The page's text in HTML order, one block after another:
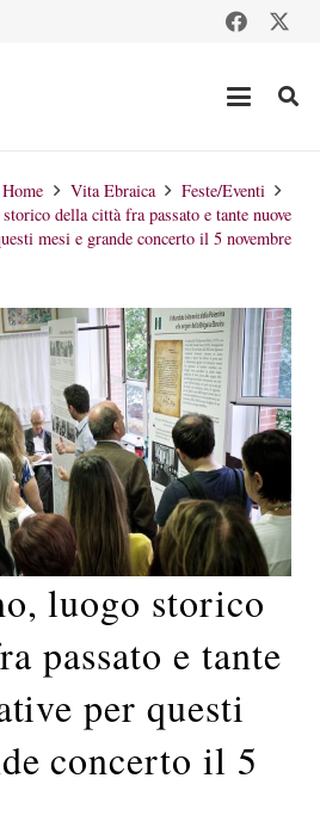
Home Vita Ebraica
Feste/Eventi
della città fra passato e tante nuove
mesi e grande concerto il 5 novembre
luogo storico
passato e tante
per questi
concerto il 5